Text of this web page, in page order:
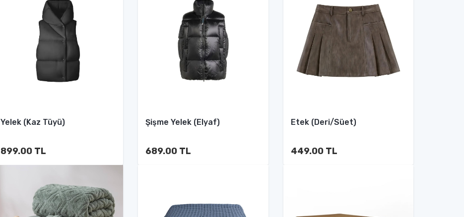
Yelek (Kaz Tüyü)
899.00 TL
Şişme Yelek (Elyaf)
689.00 TL
Etek (Deri/Süet)
449.00 TL